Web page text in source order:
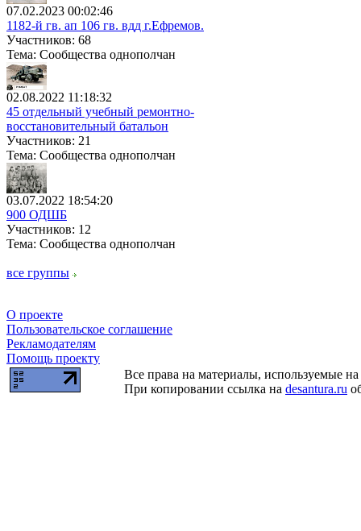
07.02.2023 00:02:46
1182-й гв. ап 106 гв. вдд г.Ефремов.
Участников: 68
Тема: Сообщества однополчан
02.08.2022 11:18:32
45 отдельный учебный ремонтно-
восстановительный батальон
Участников: 21
Тема: Сообщества однополчан
03.07.2022 18:54:20
900 ОДШБ
Участников: 12
Тема: Сообщества однополчан
все группы
О проекте
Пользовательское соглашение
Рекламодателям
Помощь проекту
Все права на материалы, используемые
При копировании ссылка на desantura.ru